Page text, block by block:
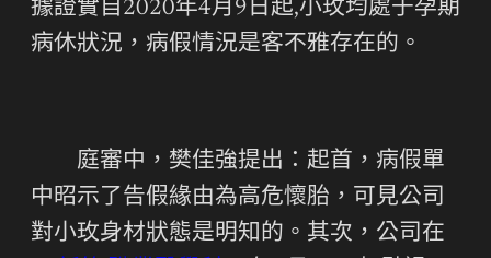
據證實自2020年4月9日起,小玫均處于孕期
病休狀況，病假情況是客不雅存在的。
庭審中，樊佳強提出：起首，病假單
中昭示了告假緣由為高危懷胎，可見公司
對小玫身材狀態是明知的。其次，公司在